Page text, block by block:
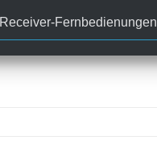
Receiver-Fernbedienungen